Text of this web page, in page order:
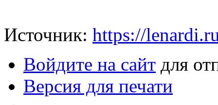
Источник: https://
Войдите на сайт для
Версия для печати